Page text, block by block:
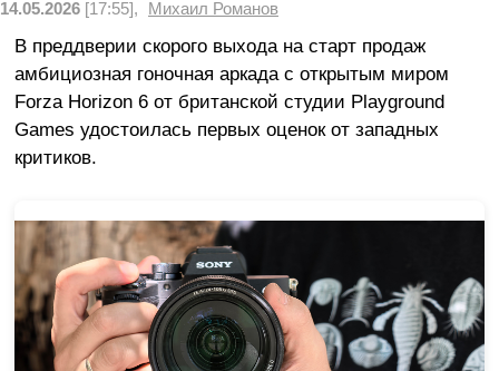
14.05.2026 [17:55], Михаил Романов
В преддверии скорого выхода на старт продаж
амбициозная гоночная аркада с открытым миром
Forza Horizon 6 от британской студии Playground
Games удостоилась первых оценок от западных
критиков.